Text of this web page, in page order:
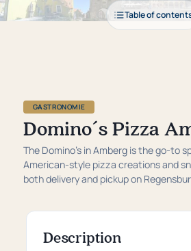
Table of
GASTRONOMIE
Domino´s Pizza
The Domino’s in Amberg is the go-to
American-style pizza creations and
both delivery and pickup on
Description